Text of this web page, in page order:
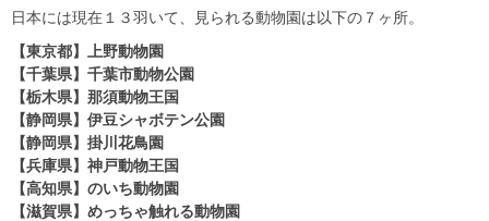
日本には現在１３羽いて、見られる動物園は以下の７ヶ所。
【東京都】上野動物園
【千葉県】千葉市動物公園
【栃木県】那須動物王国
【静岡県】伊豆シャボテン公園
【静岡県】掛川花鳥園
【兵庫県】神戸動物王国
【高知県】のいち動物園
【滋賀県】めっちゃ触れる動物園